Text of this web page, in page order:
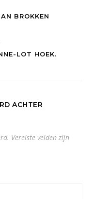
BROKKEN
LOT HOEK.
ACHTER
Vereiste velden zijn